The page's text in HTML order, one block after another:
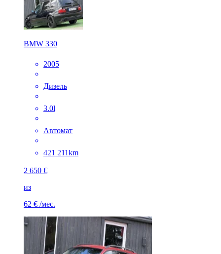
BMW 330
2005
Дизель
3.0l
Автомат
421 211km
2 650 €
из
62 € /мес.